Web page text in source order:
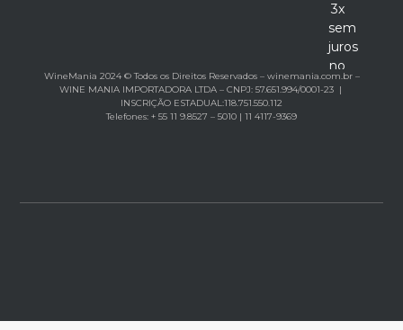
3x
sem
juros
no
cartão
WineMania 2024 © Todos os Direitos Reservados – winemania.com.br –
WINE MANIA IMPORTADORA LTDA – CNPJ: 57.651.994/0001-23 |
INSCRIÇÃO ESTADUAL:118.751.550.112
Telefones: + 55 11 9.8527 – 5010 | 11 4117-9369